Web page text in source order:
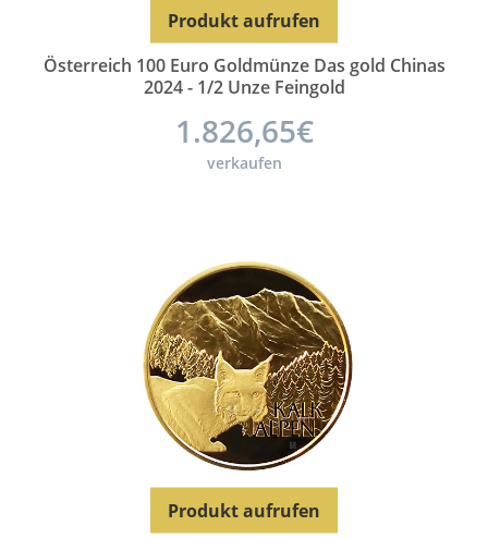
Österreich 100 Euro Goldmünze Das gold Chinas
2024 - 1/2 Unze Feingold
1.826,65€
verkaufen
Produkt aufrufen
Produkt aufrufen